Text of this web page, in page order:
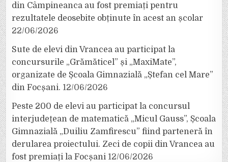
din Câmpineanca au fost premiați pentru
rezultatele deosebite obținute în acest an școlar
22/06/2026
Sute de elevi din Vrancea au participat la
concursurile „Grămăticel” și „MaxiMate”,
organizate de Școala Gimnazială „Ștefan cel Mare”
din Focșani. 12/06/2026
Peste 200 de elevi au participat la concursul
interjudețean de matematică „Micul Gauss”, Școala
Gimnazială „Duiliu Zamfirescu” fiind parteneră în
derularea proiectului. Zeci de copii din Vrancea au
fost premiați la Focșani 12/06/2026